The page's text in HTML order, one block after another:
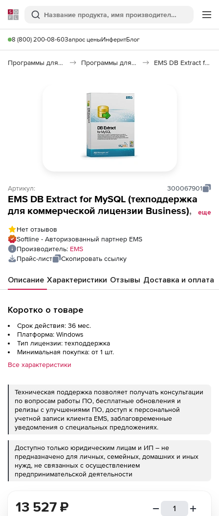
Softline
Поиск
8 (800) 200-08-60Запрос ценыИнферитБлог
Программы для программирования Программы для работы с базами данных EMS DB Extract for MySQL
Артикул: 300067901
EMS DB Extract for MySQL (техподдержка
для коммерческой лицензии Business), 3еще
Нет отзывов
Softline - Авторизованный партнер EMS
Производитель: EMS
Прайс-лист
Скопировать ссылку
Описание Характеристики Отзывы Доставка и оплата
Коротко о товаре
Срок действия: 36 мес.
Платформа: Windows
Тип лицензии: техподдержка
Минимальная покупка: от 1 шт.
Все характеристики
Техническая поддержка позволяет получать консультации
по вопросам работы ПО, бесплатные обновления и
релизы с улучшениями ПО, доступ к персональной
учетной записи клиента EMS, заблаговременные
уведомления о специальных предложениях.
Доступно только юридическим лицам и ИП – не
предназначено для личных, семейных, домашних и иных
нужд, не связанных с осуществлением
предпринимательской деятельности
13 527 ₽